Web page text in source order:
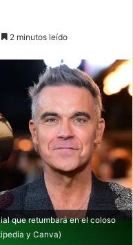
2 minutos leído
que retumbará en el coloso
y Canva)